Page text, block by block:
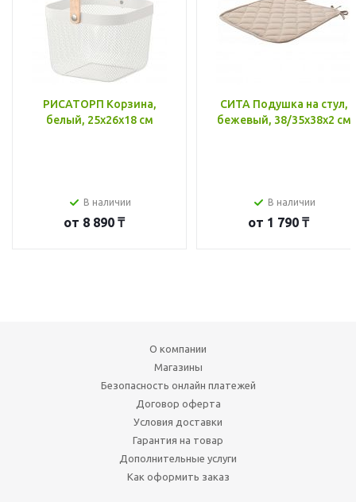
РИСАТОРП Корзина,
белый, 25x26x18 см
В наличии
от 8 890 ₸
СИТА Подушка на стул,
бежевый, 38/35x38x2 см
В наличии
от 1 790 ₸
О компании
Магазины
Безопасность онлайн платежей
Договор оферта
Условия доставки
Гарантия на товар
Дополнительные услуги
Как оформить заказ